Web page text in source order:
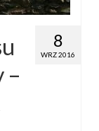
8
WRZ 2016
–